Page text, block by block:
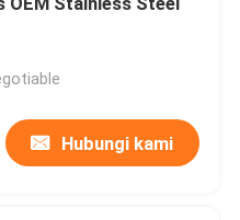
Hubungi kami